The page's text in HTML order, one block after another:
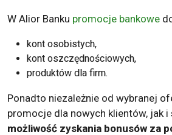
W Alior Banku promocje bankowe
kont osobistych,
kont oszczędnościowych,
produktów dla firm.
Ponadto niezależnie od wybranej
promocje dla nowych klientów, jak i
możliwość zyskania bonusów za